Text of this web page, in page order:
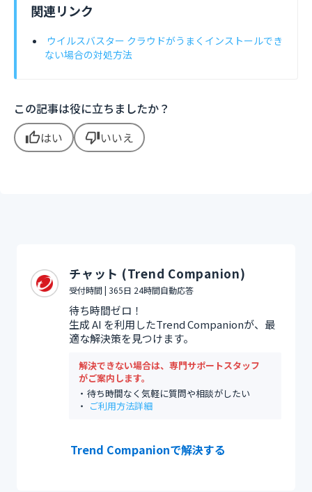
関連リンク
ウイルスバスター クラウドがうまくインストールでき
ない場合の対処方法
この記事は役に立ちましたか？
thumb_upはい thumb_downいいえ
チャット (Trend Companion)
受付時間 | 365日 24時間自動応答
待ち時間ゼロ！
生成 AI を利用したTrend Companionが、最
適な解決策を見つけます。
解決できない場合は、専門サポートスタッフ
がご案内します。
待ち時間なく気軽に質問や相談がしたい
ご利用方法詳細
Trend Companionで解決する